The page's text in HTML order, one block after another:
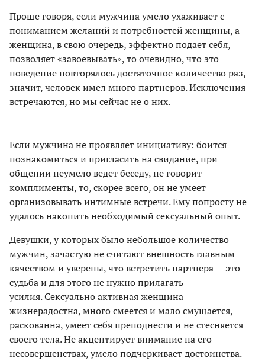
Проще говоря, если мужчина умело ухаживает с
пониманием желаний и потребностей женщины, а
женщина, в свою очередь, эффектно подает себя,
позволяет «завоевывать», то очевидно, что это
поведение повторялось достаточное количество раз,
значит, человек имел много партнеров. Исключения
встречаются, но мы сейчас не о них.
Если мужчина не проявляет инициативу: боится
познакомиться и пригласить на свидание, при
общении неумело ведет беседу, не говорит
комплименты, то, скорее всего, он не умеет
организовывать интимные встречи. Ему попросту не
удалось накопить необходимый сексуальный опыт.
Девушки, у которых было небольшое количество
мужчин, зачастую не считают внешность главным
качеством и уверены, что встретить партнера — это
судьба и для этого не нужно прилагать
усилия. Сексуально активная женщина
жизнерадостна, много смеется и мало смущается,
раскованна, умеет себя преподнести и не стесняется
своего тела. Не акцентирует внимание на его
несовершенствах, умело подчеркивает достоинства.